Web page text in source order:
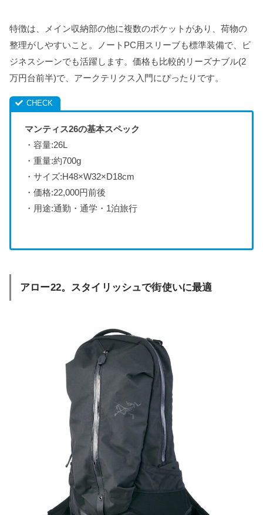
特徴は、メイン収納部の他に複数のポケットがあり、荷物の
整理がしやすいこと。ノートPC用スリーブも標準装備で、ビ
ジネスシーンでも活躍します。価格も比較的リーズナブル(2
万円台前半)で、アークテリクス入門にぴったりです。
マンティス26の基本スペック
・容量:26L
・重量:約700g
・サイズ:H48×W32×D18cm
・価格:22,000円前後
・用途:通勤・通学・1泊旅行
アロー22。スタイリッシュで街使いに最適